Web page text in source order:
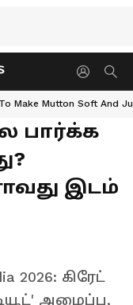
Make Mutton Soft And
பார்க்க
இடம்
2026: கிரேட்
அமைப்பு,